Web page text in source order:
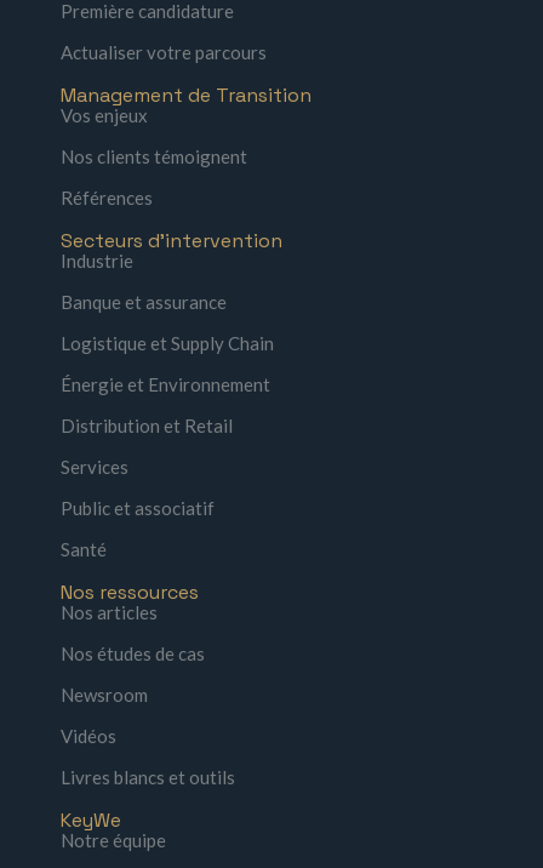
Première candidature
Actualiser votre parcours
Management de Transition
Vos enjeux
Nos clients témoignent
Références
Secteurs d'intervention
Industrie
Banque et assurance
Logistique et Supply Chain
Énergie et Environnement
Distribution et Retail
Services
Public et associatif
Santé
Nos ressources
Nos articles
Nos études de cas
Newsroom
Vidéos
Livres blancs et outils
KeyWe
Notre équipe